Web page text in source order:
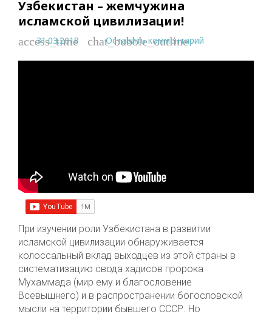
Узбекистан – жемчужина
исламской цивилизации!
access_time
31.03.2018 chat_bubble_outline
Оставить комментарий
При изучении роли Узбекистана в развитии
исламской цивилизации обнаруживается
колоссальный вклад выходцев из этой страны в
систематизацию свода хадисов пророка
Мухаммада (мир ему и благословение
Всевышнего) и в распространении богословской
мысли на территории бывшего СССР. Но